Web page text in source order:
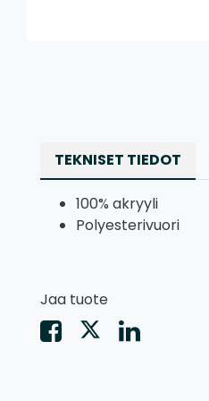
TEKNISET TIEDOT
100% akryyli
Polyesterivuori
Jaa tuote